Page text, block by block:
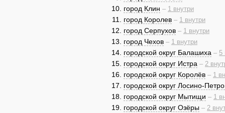
город Клин – 1 внутри
город Королев – 1 внутри
город Серпухов – 1 внутри
город Чехов – 1 внутри
городской округ Балашиха – 5
городской округ Истра – 2
городской округ Королёв – 1
городской округ Лосино-
городской округ Мытищи – 1
городской округ Озёры – 2